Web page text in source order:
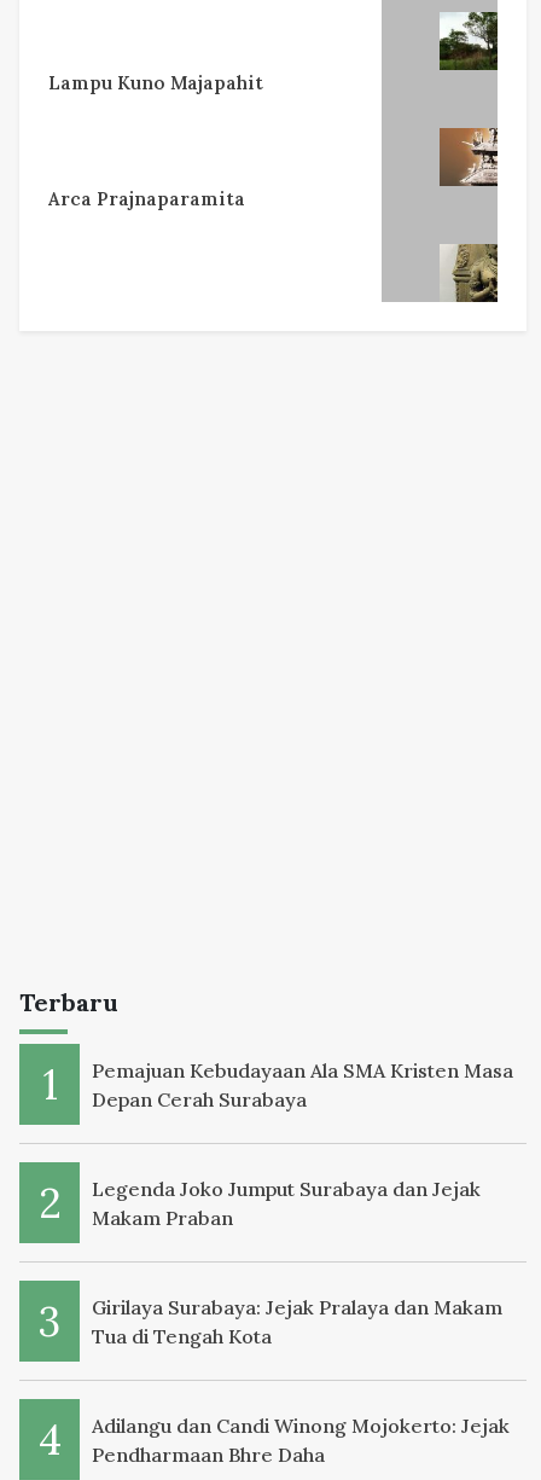
Lampu Kuno Majapahit
Arca Prajnaparamita
Terbaru
Pemajuan Kebudayaan Ala SMA Kristen Masa
Depan Cerah Surabaya
Legenda Joko Jumput Surabaya dan Jejak
Makam Praban
Girilaya Surabaya: Jejak Pralaya dan Makam
Tua di Tengah Kota
Adilangu dan Candi Winong Mojokerto: Jejak
Pendharmaan Bhre Daha